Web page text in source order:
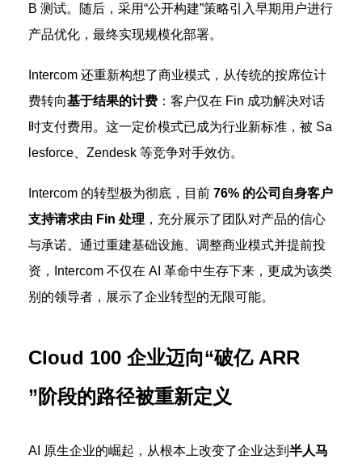
B 测试。随后，采用“公开构建”策略引入早期用户进行
产品优化，最终实现规模化部署。
Intercom 还重新构想了商业模式，从传统的按席位计
费转向基于结果的计费 ：客户仅在 Fin 成功解决对话
时支付费用。这一定价模式已成为行业新标准，被 Sa
lesforce、Zendesk 等竞争对手效仿。
Intercom 的转型极为彻底，目前 76% 的公司自身客户
支持请求由 Fin 处理 ，充分展示了团队对产品的信心
与承诺。通过重建基础设施、调整商业模式并提前投
资，Intercom 不仅在 AI 革命中生存下来，更成为该类
别的领导者，展示了企业转型的无限可能。
Cloud 100 企业迈向“破亿 ARR
”阶段的路径被重新定义
AI 原生企业的崛起，从根本上改变了企业达到 半人马